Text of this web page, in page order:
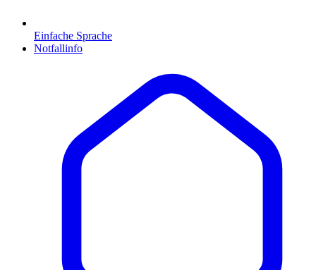
Einfache Sprache
Notfallinfo